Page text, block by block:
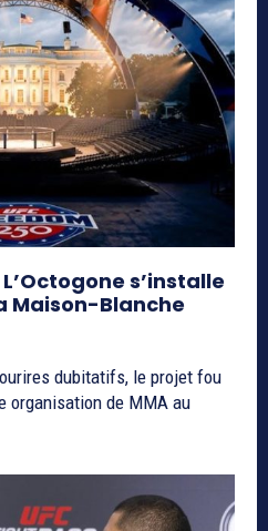
s’installe
Maison-Blanche
dubitatifs, le projet fou
organisation de MMA au